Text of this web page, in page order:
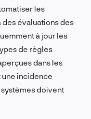
les
des évaluations des
à jour les
de règles
dans les
une incidence
doivent